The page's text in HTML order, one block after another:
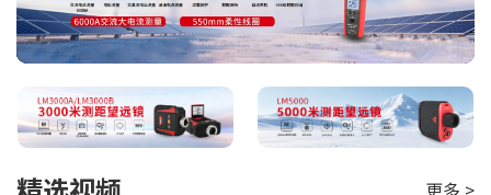
g
a
t
o
n
更多 >